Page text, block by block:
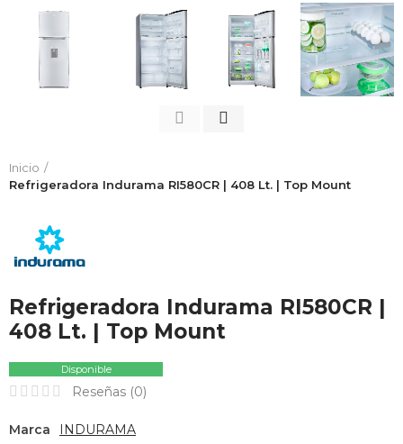
Inicio
Refrigeradora Indurama RI580CR | 408 Lt. | Top Mount
Refrigeradora Indurama RI580CR |
408 Lt. | Top Mount
Disponible
Reseñas (0)
Marca
INDURAMA